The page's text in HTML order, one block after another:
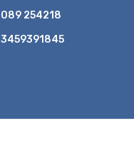
089 254218
3459391845